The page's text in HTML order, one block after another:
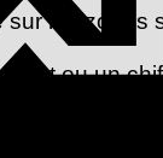
sur les
ou un
avec